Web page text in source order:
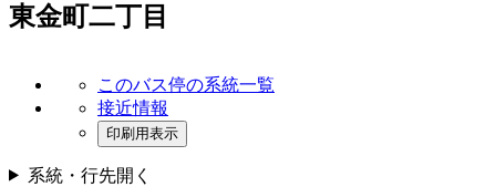
東金町二丁目
このバス停の系統一覧
接近情報
印刷用表示
系統・行先開く